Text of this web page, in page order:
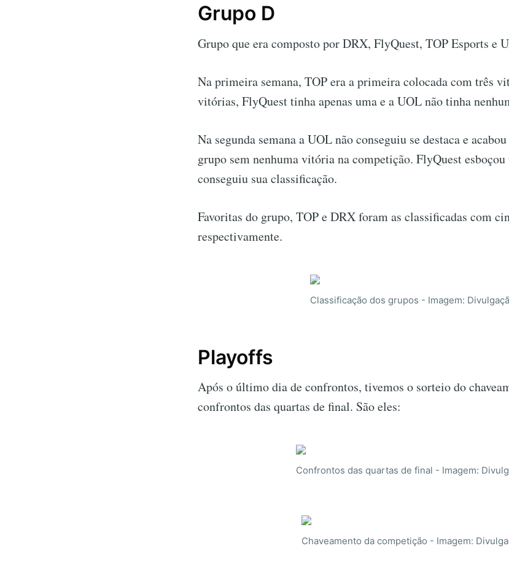
Grupo D
Grupo que era composto por DRX, FlyQuest, TOP Esports e
Na primeira semana, TOP era a primeira colocada com três
vitórias, FlyQuest tinha apenas uma e a UOL não tinha
Na segunda semana a UOL não conseguiu se destaca e
grupo sem nenhuma vitória na competição. FlyQuest esboçou
conseguiu sua classificação.
Favoritas do grupo, TOP e DRX foram as classificadas com
respectivamente.
Classificação dos grupos - Imagem:
Playoffs
Após o último dia de confrontos, tivemos o sorteio do
confrontos das quartas de final. São eles:
Confrontos das quartas de final - Imagem:
Chaveamento da competição - Imagem: